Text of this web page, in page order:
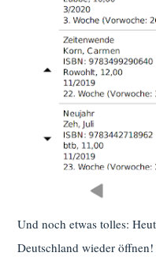
Und noch etwas tolles:
Deutschland wieder